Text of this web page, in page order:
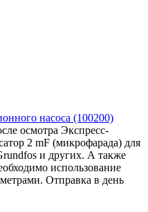
насоса (100200)
осмотра Экспресс-
2 mF (микрофарада) для
и других. А также
использование
Отправка в день